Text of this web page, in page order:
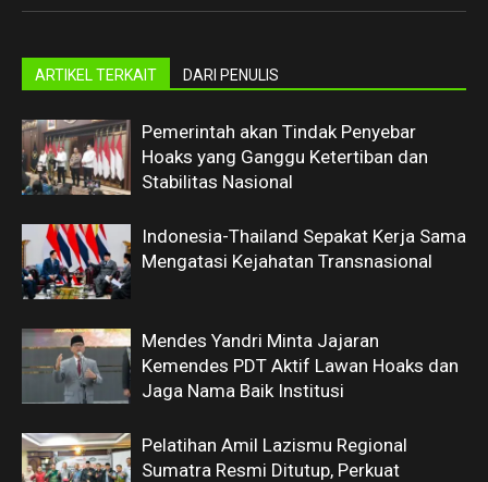
ARTIKEL TERKAIT DARI PENULIS
Pemerintah akan Tindak Penyebar
Hoaks yang Ganggu Ketertiban dan
Stabilitas Nasional
Indonesia-Thailand Sepakat Kerja Sama
Mengatasi Kejahatan Transnasional
Mendes Yandri Minta Jajaran
Kemendes PDT Aktif Lawan Hoaks dan
Jaga Nama Baik Institusi
Pelatihan Amil Lazismu Regional
Sumatra Resmi Ditutup, Perkuat